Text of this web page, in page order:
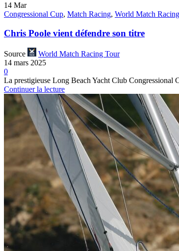
14 Mar
Congressional Cup, Match Racing, World Match
Chris Poole vient défendre son titre
Source
World Match Racing Tour
14 mars 2025
0
La prestigieuse Long Beach Yacht Club Congressional
Continuer la lecture